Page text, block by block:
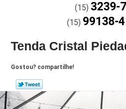
(15) 3239-
(15) 99138-
Tenda Cristal
Gostou? compartilhe!